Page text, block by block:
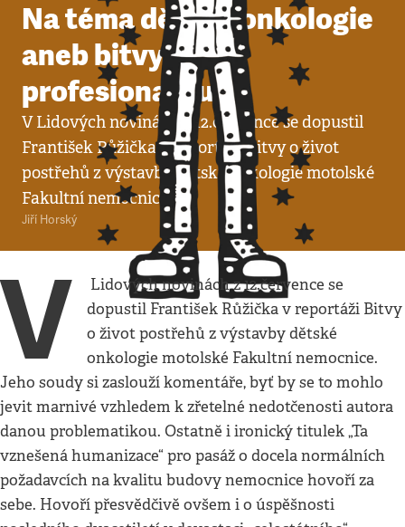
Na téma dětská onkologie
aneb bitvy o
profesionalitu
V Lidových novinách z 12.července se dopustil
František Růžička v reportáži Bitvy o život
postřehů z výstavby dětské onkologie motolské
Fakultní nemocnice.
Jiří Horský
V
Lidových novinách z 12.července se
dopustil František Růžička v reportáži Bitvy
o život postřehů z výstavby dětské
onkologie motolské Fakultní nemocnice.
Jeho soudy si zaslouží komentáře, byť by se to mohlo
jevit marnivé vzhledem k zřetelné nedotčenosti autora
danou problematikou. Ostatně i ironický titulek „Ta
vznešená humanizace“ pro pasáž o docela normálních
požadavcích na kvalitu budovy nemocnice hovoří za
sebe. Hovoří přesvědčivě ovšem i o úspěšnosti